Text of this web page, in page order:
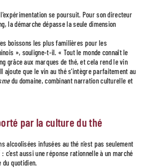
l’expérimentation se poursuit. Pour son directeur
la démarche dépasse la seule dimension
boissons les plus familières pour les
», souligne-t-il. « Tout le monde connaît le
grâce aux marques de thé, et cela rend le vin
ajoute que le vin au thé s’intègre parfaitement au
du domaine, combinant narration culturelle et
par la culture du thé
alcoolisées infusées au thé n’est pas seulement
c’est aussi une réponse rationnelle à un marché
quotidien.